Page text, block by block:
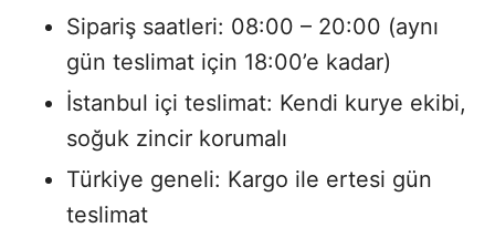
Sipariş saatleri: 08:00 – 20:00 (aynı
gün teslimat için 18:00’e kadar)
İstanbul içi teslimat: Kendi kurye ekibi,
soğuk zincir korumalı
Türkiye geneli: Kargo ile ertesi gün
teslimat